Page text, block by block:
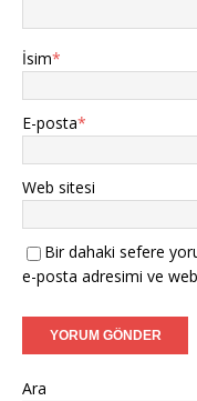
İsim*
E-posta*
Web sitesi
Bir dahaki sefere
e-posta adresimi ve
Ara